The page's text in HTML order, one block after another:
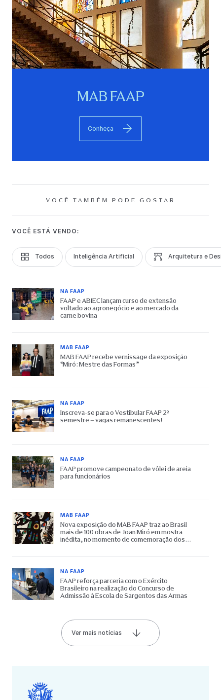
MAB FAAP
Conheça
VOCÊ TAMBÉM PODE GOSTAR
VOCÊ ESTÁ VENDO:
Todos Inteligência Artificial Arquitetura e
NA FAAP
FAAP e ABIEC lançam curso de extensão
voltado ao agronegócio e ao mercado da
carne bovina
MAB FAAP
MAB FAAP recebe vernissage da exposição
“Miró: Mestre das Formas”
NA FAAP
Inscreva-se para o Vestibular FAAP 2º
semestre – vagas remanescentes!
NA FAAP
FAAP promove campeonato de vôlei de areia
para funcionários
MAB FAAP
Nova exposição do MAB FAAP traz ao Brasil
mais de 100 obras de Joan Miró em mostra
inédita, no momento de comemoração dos
NA FAAP
FAAP reforça parceria com o Exército
Brasileiro na realização do Concurso de
Admissão à Escola de Sargentos das Armas
Ver mais notícias